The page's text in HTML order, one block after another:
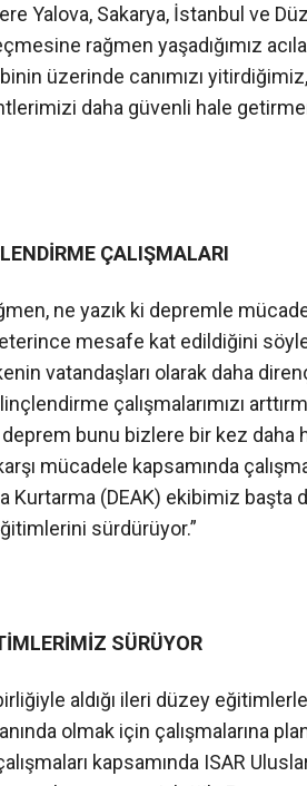
Yalova, Sakarya, İstanbul ve
rağmen yaşadığımız
binin üzerinde canımızı
daha güvenli hale
ÇALIŞMALARI
ne yazık ki depremle
mesafe kat edildiğini
vatandaşları olarak daha
çalışmalarımızı
deprem bunu bizlere bir kez daha
mücadele kapsamında
Kurtarma (DEAK) ekibimiz
sürdürüyor.”
SÜRÜYOR
aldığı ileri düzey
olmak için çalışmalarına
kapsamında ISAR